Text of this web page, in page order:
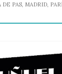
PAS, MADRID,